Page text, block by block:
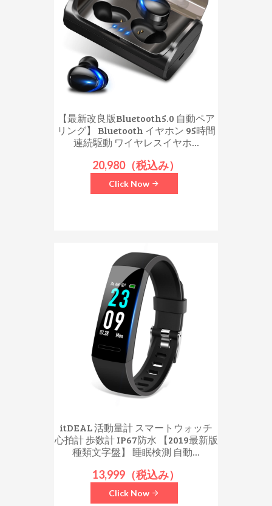
【最新改良版Bluetooth5.0 自動ペア
リング】 Bluetooth イヤホン 95時間
連続駆動 ワイヤレスイヤホ...
20,980（税込み）
Click Now
itDEAL 活動量計 スマートウォッチ
心拍計 歩数計 IP67防水 【2019最新版
種類文字盤】 睡眠検測 自動...
13,999（税込み）
Click Now